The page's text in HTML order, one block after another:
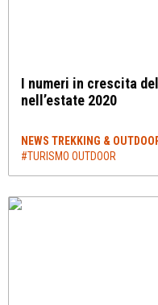
I numeri in crescita
nell’estate 2020
NEWS TREKKING &
#TURISMO OUTDOOR